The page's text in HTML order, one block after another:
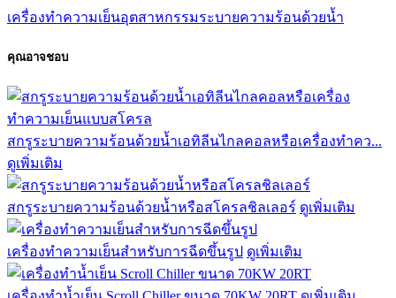
เครื่องทำความเย็นอุตสาหกรรมระบายความร้อนด้วยน้ำ
คุณอาจชอบ
สกรูระบายความร้อนด้วยน้ำเอทิลีนไกลคอลหรือเครื่องทำคว...
ดูเพิ่มเติม
สกรูระบายความร้อนด้วยน้ำหรือสโครลชิลเลอร์ ดูเพิ่มเติม
เครื่องทำความเย็นสำหรับการฉีดขึ้นรูป ดูเพิ่มเติม